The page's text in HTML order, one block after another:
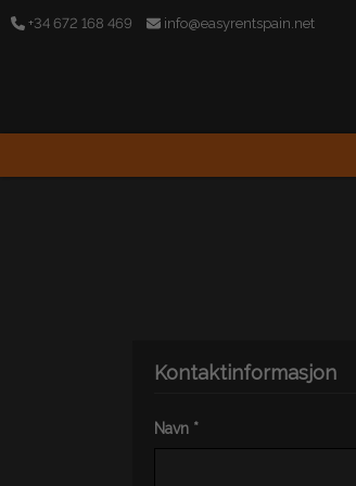
+34 672 168 469 info@easyrentspain.net
Kontaktinformasjon
Navn *